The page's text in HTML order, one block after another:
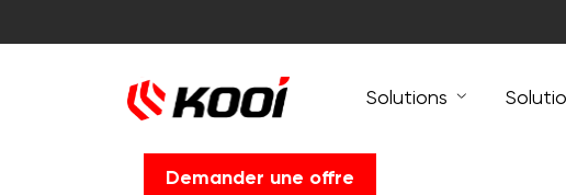
Demander une offre
Solutions